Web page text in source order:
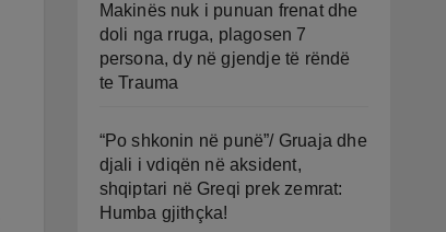
Makinës nuk i punuan frenat dhe
doli nga rruga, plagosen 7
persona, dy në gjendje të rëndë
te Trauma
“Po shkonin në punë”/ Gruaja dhe
djali i vdiqën në aksident,
shqiptari në Greqi prek zemrat:
Humba gjithçka!